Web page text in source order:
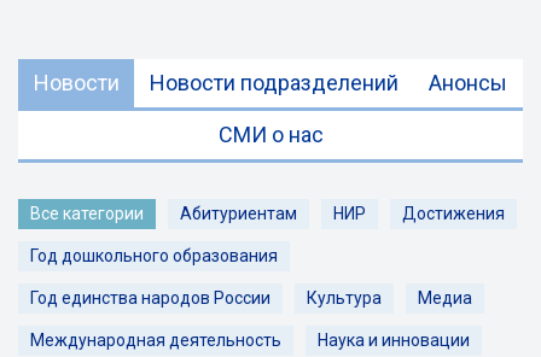
Новости Новости подразделений Анонсы
СМИ о нас
Все категории Абитуриентам НИР Достижения
Год дошкольного образования
Год единства народов России Культура Медиа
Международная деятельность Наука и инновации